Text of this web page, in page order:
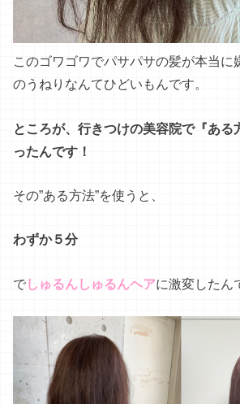
このゴワゴワでパサパサの髪が本当に
のうねりなんてひどいもんです。
ところが、行きつけの美容院で『ある
ったんです！
その”ある方法”を使うと、
わずか５分
でしゅるんしゅるんヘアに激変したん